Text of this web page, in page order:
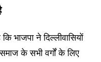
भाजपा ने दिल्लीवासियों
के सभी वर्गों के लिए